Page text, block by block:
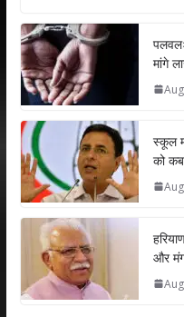
at
s
A
p
p
e
b
o
k
er
n
मांगे
स्कूल
को
और